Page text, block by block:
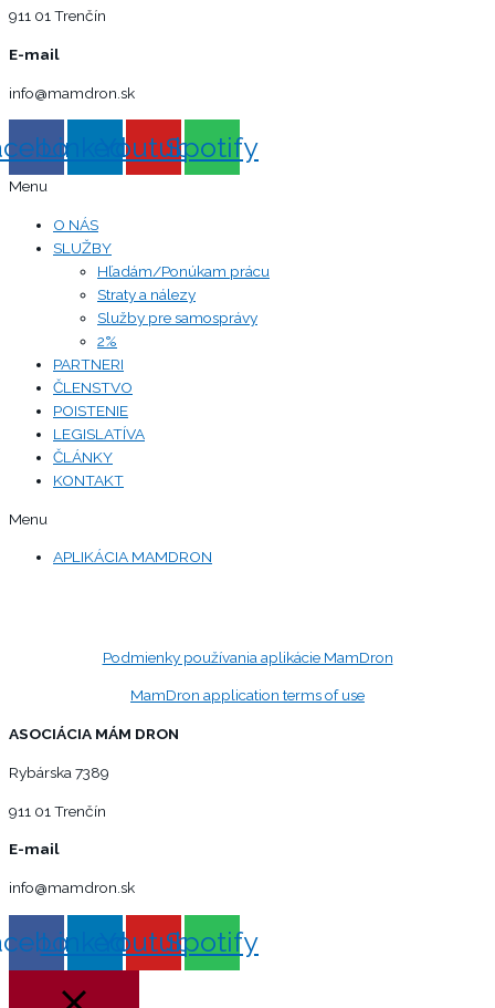
911 01 Trenčín
E-mail
info@mamdron.sk
LinkedinYoutubeSpotify
Menu
O NÁS
SLUŽBY
Hľadám/Ponúkam prácu
Straty a nálezy
Služby pre samosprávy
2%
PARTNERI
ČLENSTVO
POISTENIE
LEGISLATÍVA
ČLÁNKY
KONTAKT
Menu
APLIKÁCIA MAMDRON
Podmienky používania aplikácie MamDron
MamDron application terms of use
ASOCIÁCIA MÁM DRON
Rybárska 7389
911 01 Trenčín
E-mail
info@mamdron.sk
LinkedinYoutubeSpotify